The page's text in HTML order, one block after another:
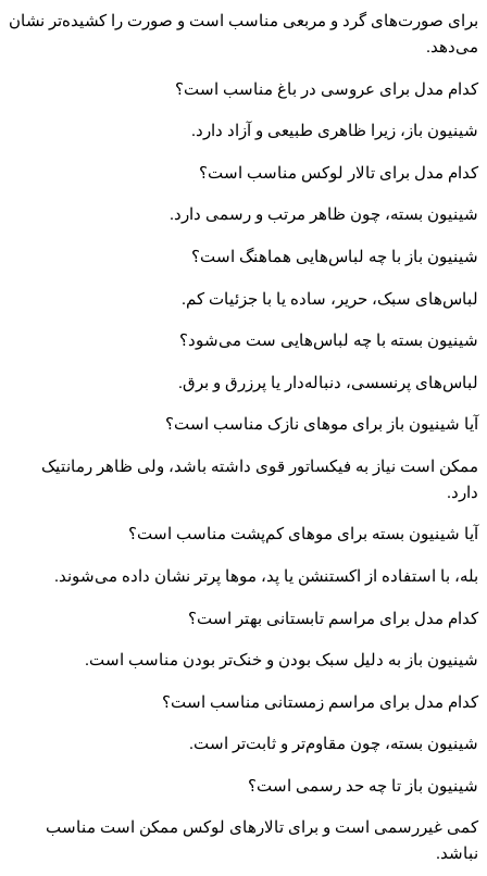
برای صورت‌های گرد و مربعی مناسب است و صورت را کشیده‌تر نشان
می‌دهد.
کدام مدل برای عروسی در باغ مناسب است؟
شینیون باز، زیرا ظاهری طبیعی و آزاد دارد.
کدام مدل برای تالار لوکس مناسب است؟
شینیون بسته، چون ظاهر مرتب و رسمی دارد.
شینیون باز با چه لباس‌هایی هماهنگ است؟
لباس‌های سبک، حریر، ساده یا با جزئیات کم.
شینیون بسته با چه لباس‌هایی ست می‌شود؟
لباس‌های پرنسسی، دنباله‌دار یا پرزرق و برق.
آیا شینیون باز برای موهای نازک مناسب است؟
ممکن است نیاز به فیکساتور قوی داشته باشد، ولی ظاهر رمانتیک
دارد.
آیا شینیون بسته برای موهای کم‌پشت مناسب است؟
بله، با استفاده از اکستنشن یا پد، موها پرتر نشان داده می‌شوند.
کدام مدل برای مراسم تابستانی بهتر است؟
شینیون باز به دلیل سبک بودن و خنک‌تر بودن مناسب است.
کدام مدل برای مراسم زمستانی مناسب است؟
شینیون بسته، چون مقاوم‌تر و ثابت‌تر است.
شینیون باز تا چه حد رسمی است؟
کمی غیررسمی است و برای تالارهای لوکس ممکن است مناسب
نباشد.